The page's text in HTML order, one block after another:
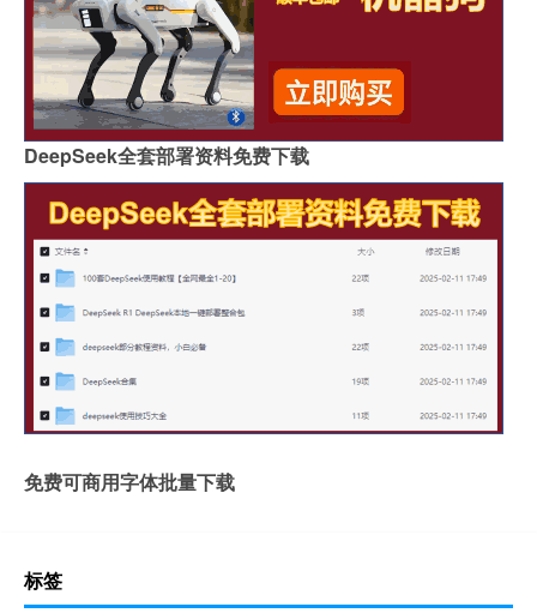
DeepSeek全套部署资料免费下载
免费可商用字体批量下载
标签